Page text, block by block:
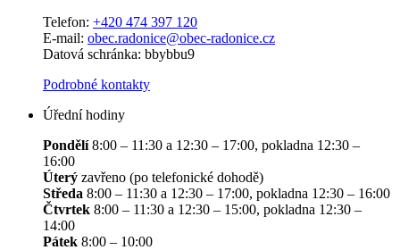
Telefon: +420 474 397 120
E-mail: obec.radonice@obec-radonice.cz
Datová schránka: bbybbu9
Podrobné kontakty
Úřední hodiny
Pondělí8:00 – 11:30 a 12:30 – 17:00, pokladna 12:30 –
16:00
Úterý zavřeno (po telefonické dohodě)
Středa 8:00 – 11:30 a 12:30 – 17:00, pokladna 12:30 – 16:00
Čtvrtek 8:00 – 11:30 a 12:30 – 15:00, pokladna 12:30 –
14:00
Pátek 8:00 – 10:00